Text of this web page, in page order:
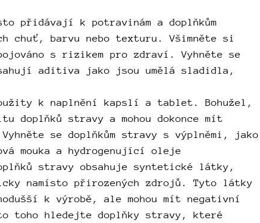
přidávají k potravinám a doplňkům
barvu nebo texturu. Všimněte si
s rizikem pro zdraví. Vyhněte se
aditiva jako jsou umělá sladidla,
k naplnění kapslí a tablet. Bohužel,
doplňků stravy a mohou dokonce mít
se doplňkům stravy s výplněmi, jako
mouka a hydrogenující oleje
stravy obsahuje syntetické látky,
namísto přirozených zdrojů. Tyto látky
k výrobě, ale mohou mít negativní
toho hledejte doplňky stravy, které